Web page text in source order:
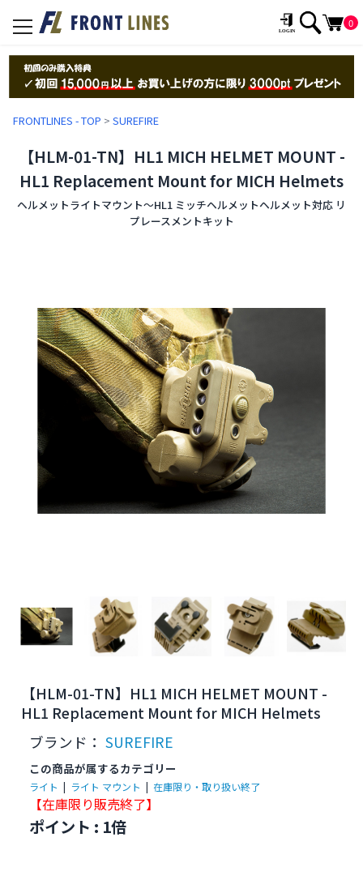
toggle
navigation
0
FRONTLINES - TOP > SUREFIRE
【HLM-01-TN】HL1 MICH HELMET MOUNT -
HL1 Replacement Mount for MICH Helmets
ヘルメットライトマウント〜HL1 ミッチヘルメットヘルメット対応 リ
プレースメントキット
【HLM-01-TN】HL1 MICH HELMET MOUNT -
HL1 Replacement Mount for MICH Helmets
ブランド： SUREFIRE
この商品が属するカテゴリー
ライト | ライト マウント | 在庫限り・取り扱い終了
【在庫限り販売終了】
ポイント : 1倍